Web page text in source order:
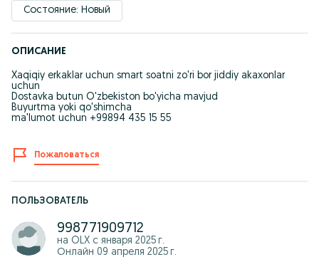
Состояние: Новый
ОПИСАНИЕ
Xaqiqiy erkaklar uchun smart soatni zo'ri bor jiddiy akaxonlar
uchun
Dostavka butun O'zbekiston bo'yicha mavjud
Buyurtma yoki qo'shimcha
ma'lumot uchun +99894 435 15 55
Пожаловаться
ПОЛЬЗОВАТЕЛЬ
998771909712
на OLX с января 2025 г.
Онлайн 09 апреля 2025 г.